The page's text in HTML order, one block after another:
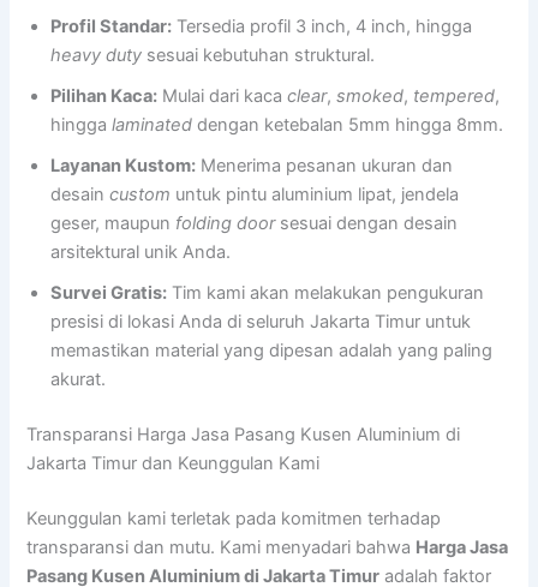
Profil Standar: Tersedia profil 3 inch, 4 inch, hingga
heavy duty sesuai kebutuhan struktural.
Pilihan Kaca: Mulai dari kacaclear,smoked, tempered,
hinggalaminated dengan ketebalan 5mm hingga 8mm.
Layanan Kustom: Menerima pesanan ukuran dan
desaincustom untuk pintu aluminium lipat, jendela
geser, maupun folding doorsesuai dengan desain
arsitektural unik Anda.
Survei Gratis: Tim kami akan melakukan pengukuran
presisi di lokasi Anda di seluruh Jakarta Timur untuk
memastikan material yang dipesan adalah yang paling
akurat.
Transparansi Harga Jasa Pasang Kusen Aluminium di
Jakarta Timur dan Keunggulan Kami
Keunggulan kami terletak pada komitmen terhadap
transparansi dan mutu. Kami menyadari bahwa Harga Jasa
Pasang Kusen Aluminium di Jakarta Timur adalah faktor